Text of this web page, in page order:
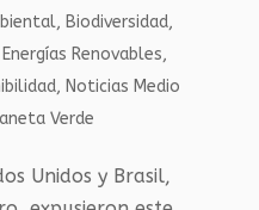
, Biodiversidad,
Energías Renovables,
, Noticias Medio
Verde
Unidos y Brasil,